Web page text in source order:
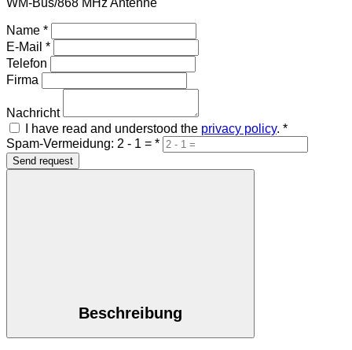
Name *
E-Mail *
Telefon
Firma
Nachricht
I have read and understood the privacy policy. *
Spam-Vermeidung: 2 - 1 = *
Send request
Beschreibung